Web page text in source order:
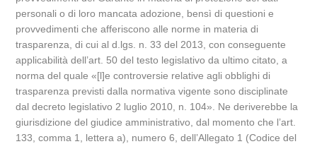
personali o di loro mancata adozione, bensì di questioni e
provvedimenti che afferiscono alle norme in materia di
trasparenza, di cui al d.lgs. n. 33 del 2013, con conseguente
applicabilità dell’art. 50 del testo legislativo da ultimo citato, a
norma del quale «[l]e controversie relative agli obblighi di
trasparenza previsti dalla normativa vigente sono disciplinate
dal decreto legislativo 2 luglio 2010, n. 104». Ne deriverebbe la
giurisdizione del giudice amministrativo, dal momento che l’art.
133, comma 1, lettera a), numero 6, dell’Allegato 1 (Codice del